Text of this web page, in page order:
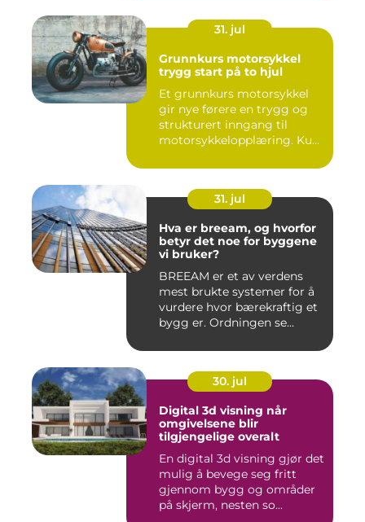
31. jul
Grunnkurs motorsykkel
trygg start på to hjul
Et grunnkurs motorsykkel
gir nye førere en trygg og
strukturert inngang til
motorsykkelopplæring. Ku...
31. jul
Hva er breeam, og hvorfor
betyr det noe for byggene
vi bruker?
BREEAM er et av verdens
mest brukte systemer for å
vurdere hvor bærekraftig et
bygg er. Ordningen se...
30. jul
Digital 3d visning når
omgivelsene blir
tilgjengelige overalt
En digital 3d visning gjør det
mulig å bevege seg fritt
gjennom bygg og områder
på skjerm, nesten so...